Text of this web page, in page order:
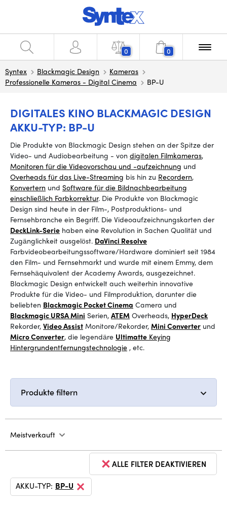
0 0
Syntex Blackmagic Design
Kameras
Professionelle Kameras - Digital Cinema
BP-U
DIGITALES KINO BLACKMAGIC DESIGN
AKKU-TYP: BP-U
Die Produkte von Blackmagic Design stehen an der Spitze der
Video- und Audiobearbeitung - von digitalen Filmkameras,
Monitoren für die Videovorschau und -aufzeichnung und
Overheads für das Live-Streaming bis hin zu Recordern,
Konvertern und Software für die Bildnachbearbeitung
einschließlich Farbkorrektur. Die Produkte von Blackmagic
Design sind heute in der Film-, Postproduktions- und
Fernsehbranche ein Begriff. Die Videoaufzeichnungskarten der
DeckLink-Serie haben eine Revolution in Sachen Qualität und
Zugänglichkeit ausgelöst. DaVinci Resolve
Farbvideobearbeitungssoftware/Hardware dominiert seit 1984
den Film- und Fernsehmarkt und wurde mit einem Emmy, dem
Fernsehäquivalent der Academy Awards, ausgezeichnet.
Blackmagic Design entwickelt auch weiterhin innovative
Produkte für die Video- und Filmproduktion, darunter die
beliebten Blackmagic Pocket Cinema Camera und
Blackmagic URSA Mini Serien, ATEM Overheads, HyperDeck
Rekorder, Video Assist Monitore/Rekorder, Mini Converter und
Micro Converter, die legendäre Ultimatte Keying
Hintergrundentfernungstechnologie , etc.
Produkte filtern
Meistverkauft
ALLE FILTER DEAKTIVIEREN
AKKU-TYP: BP-U